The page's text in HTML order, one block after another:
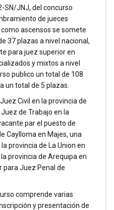
SN/JNJ, del concurso
de jueces
ascensos se somete
37 plazas a nivel nacional,
para juez superior en
y mixtos a nivel
publico un total de 108
un total de 5 plazas.
Civil en la provincia de
de Trabajo en la
par el puesto de
Caylloma en Majes, una
provincia de La Union en
provincia de Arequipa en
para Juez Penal de
comprende varias
y presentación de